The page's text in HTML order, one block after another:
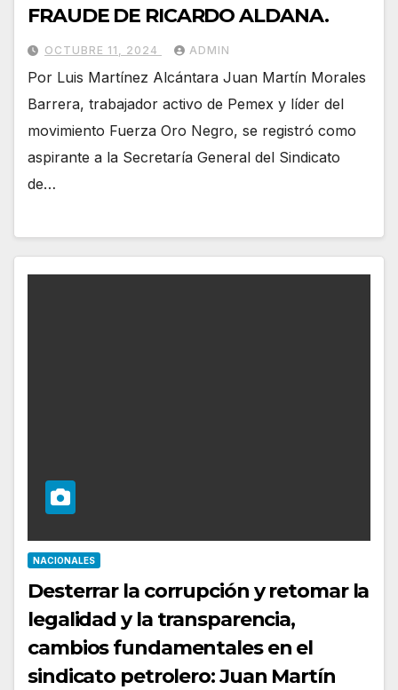
FRAUDE DE RICARDO ALDANA.
OCTUBRE 11, 2024 ADMIN
Por Luis Martínez Alcántara Juan Martín Morales
Barrera, trabajador activo de Pemex y líder del
movimiento Fuerza Oro Negro, se registró como
aspirante a la Secretaría General del Sindicato
de…
NACIONALES
Desterrar la corrupción y retomar la
legalidad y la transparencia,
cambios fundamentales en el
sindicato petrolero: Juan Martín